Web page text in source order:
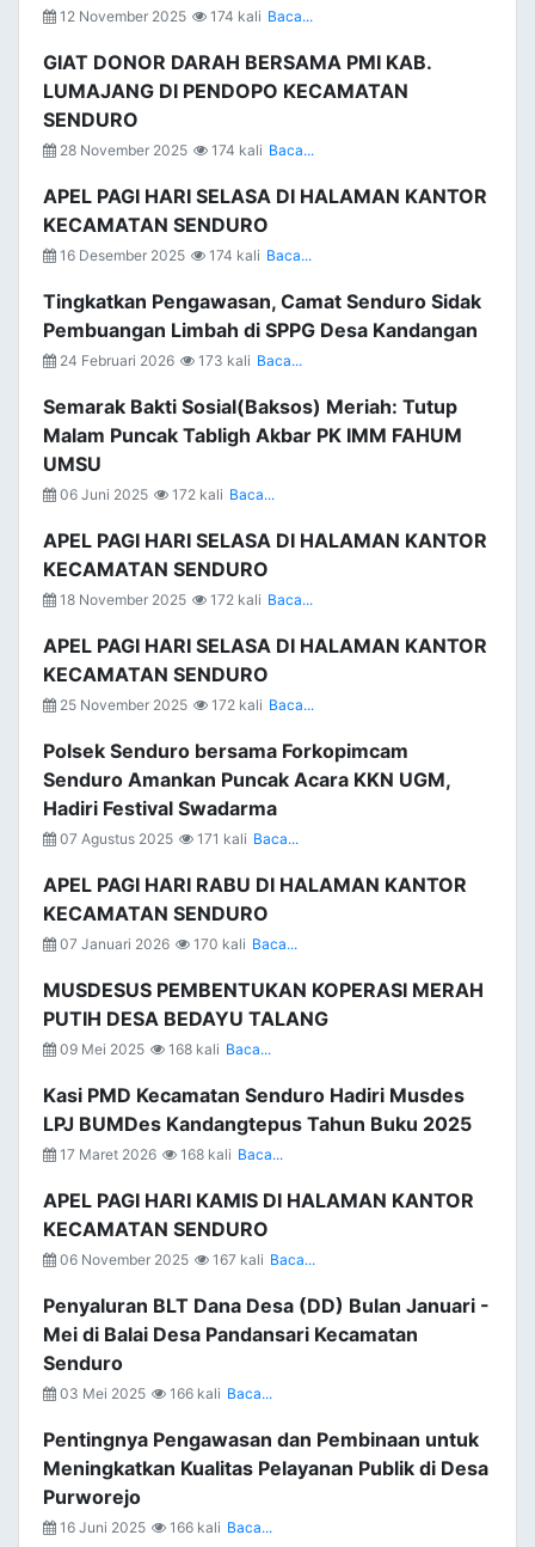
12 November 2025 174 kali Baca...
GIAT DONOR DARAH BERSAMA PMI KAB.
LUMAJANG DI PENDOPO KECAMATAN
SENDURO
28 November 2025 174 kali Baca...
APEL PAGI HARI SELASA DI HALAMAN KANTOR
KECAMATAN SENDURO
16 Desember 2025 174 kali Baca...
Tingkatkan Pengawasan, Camat Senduro Sidak
Pembuangan Limbah di SPPG Desa Kandangan
24 Februari 2026 173 kali Baca...
Semarak Bakti Sosial(Baksos) Meriah: Tutup
Malam Puncak Tabligh Akbar PK IMM FAHUM
UMSU
06 Juni 2025 172 kali Baca...
APEL PAGI HARI SELASA DI HALAMAN KANTOR
KECAMATAN SENDURO
18 November 2025 172 kali Baca...
APEL PAGI HARI SELASA DI HALAMAN KANTOR
KECAMATAN SENDURO
25 November 2025 172 kali Baca...
Polsek Senduro bersama Forkopimcam
Senduro Amankan Puncak Acara KKN UGM,
Hadiri Festival Swadarma
07 Agustus 2025 171 kali Baca...
APEL PAGI HARI RABU DI HALAMAN KANTOR
KECAMATAN SENDURO
07 Januari 2026 170 kali Baca...
MUSDESUS PEMBENTUKAN KOPERASI MERAH
PUTIH DESA BEDAYU TALANG
09 Mei 2025 168 kali Baca...
Kasi PMD Kecamatan Senduro Hadiri Musdes
LPJ BUMDes Kandangtepus Tahun Buku 2025
17 Maret 2026 168 kali Baca...
APEL PAGI HARI KAMIS DI HALAMAN KANTOR
KECAMATAN SENDURO
06 November 2025 167 kali Baca...
Penyaluran BLT Dana Desa (DD) Bulan Januari -
Mei di Balai Desa Pandansari Kecamatan
Senduro
03 Mei 2025 166 kali Baca...
Pentingnya Pengawasan dan Pembinaan untuk
Meningkatkan Kualitas Pelayanan Publik di Desa
Purworejo
16 Juni 2025 166 kali Baca...